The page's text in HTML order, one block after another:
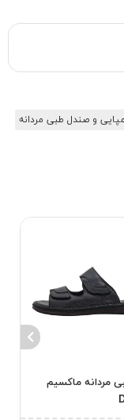
و صندل طبی مردانه
مردانه ماکسیم